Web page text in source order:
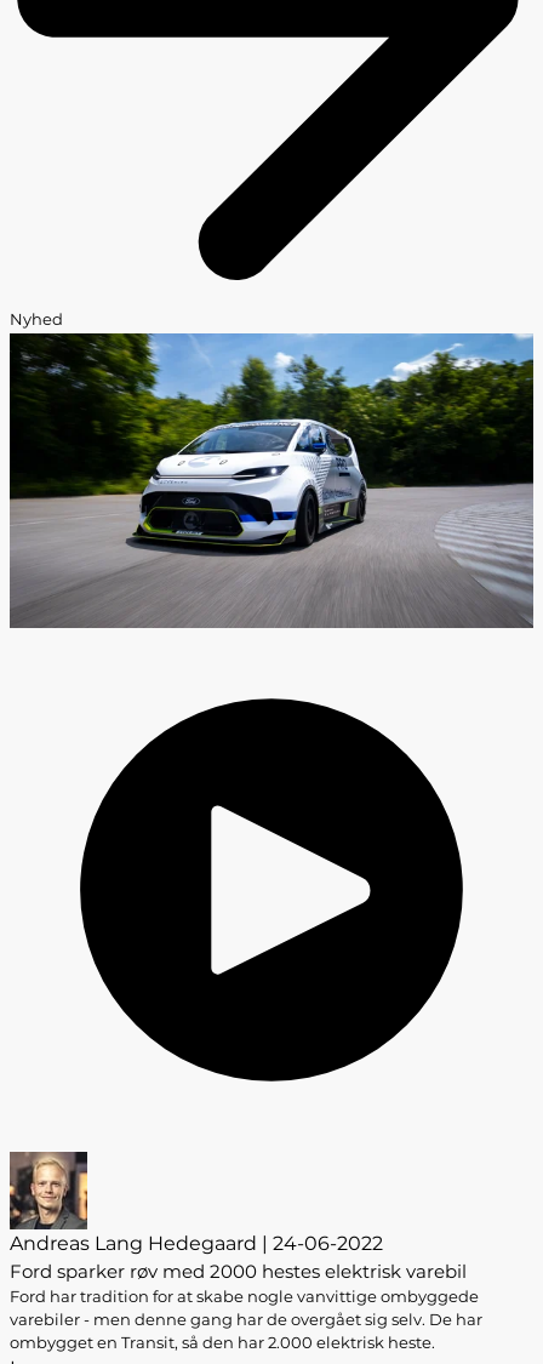
Nyhed
Andreas Lang Hedegaard | 24-06-2022
Ford sparker røv med 2000 hestes elektrisk varebil
Ford har tradition for at skabe nogle vanvittige ombyggede
varebiler - men denne gang har de overgået sig selv. De har
ombygget en Transit, så den har 2.000 elektrisk heste.